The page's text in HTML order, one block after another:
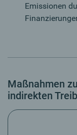
Emissionen
Maßnahmen
indirekten